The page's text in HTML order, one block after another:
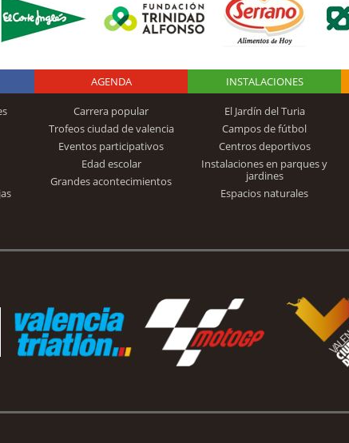
Logo Fundación
Trinidad Alfonso
AGENDA
Carrera popular
Trofeos ciudad de valencia
Eventos participativos
Edad escolar
Grandes acontecimientos
INSTALACIONES
El Jardín del Turia
Campos de fútbol
Centros deportivos
Instalaciones en parques y
jardines
Espacios naturales